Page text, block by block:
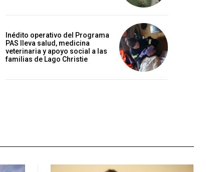
Inédito operativo del Programa
PAS lleva salud, medicina
veterinaria y apoyo social a las
familias de Lago Christie